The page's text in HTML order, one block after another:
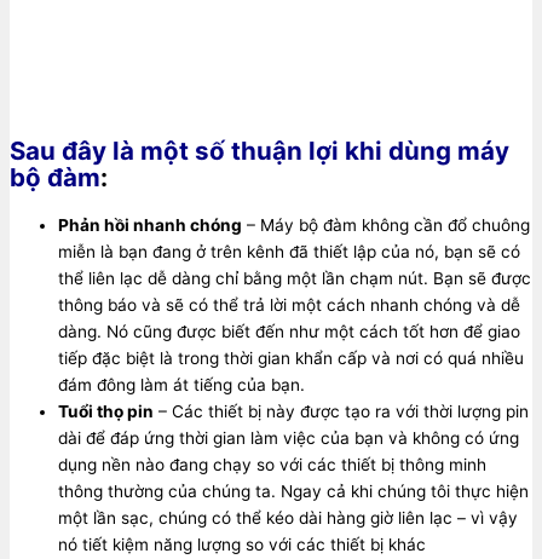
Sau đây là một số thuận lợi khi dùng máy
bộ đàm:
Phản hồi nhanh chóng – Máy bộ đàm không cần đổ chuông
miễn là bạn đang ở trên kênh đã thiết lập của nó, bạn sẽ có
thể liên lạc dễ dàng chỉ bằng một lần chạm nút. Bạn sẽ được
thông báo và sẽ có thể trả lời một cách nhanh chóng và dễ
dàng. Nó cũng được biết đến như một cách tốt hơn để giao
tiếp đặc biệt là trong thời gian khẩn cấp và nơi có quá nhiều
đám đông làm át tiếng của bạn.
Tuổi thọ pin – Các thiết bị này được tạo ra với thời lượng pin
dài để đáp ứng thời gian làm việc của bạn và không có ứng
dụng nền nào đang chạy so với các thiết bị thông minh
thông thường của chúng ta. Ngay cả khi chúng tôi thực hiện
một lần sạc, chúng có thể kéo dài hàng giờ liên lạc – vì vậy
nó tiết kiệm năng lượng so với các thiết bị khác